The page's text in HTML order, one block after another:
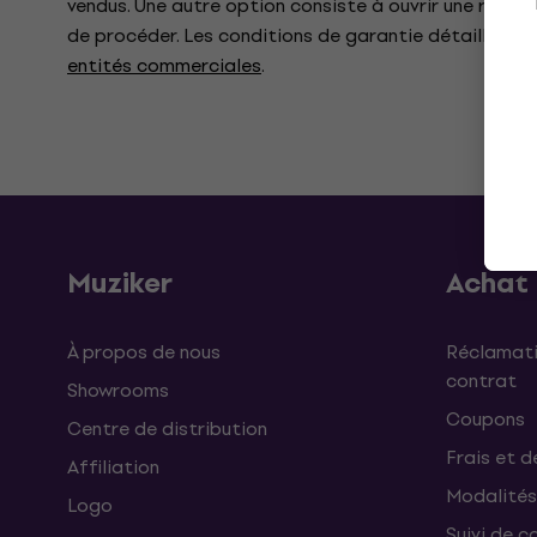
de procéder. Les conditions de garantie détaillées
entités commerciales.
Muziker
À propos de nous
Showrooms
Centre de distribution
Affiliation
Logo
Achat
contrat
Coupons
Frais et